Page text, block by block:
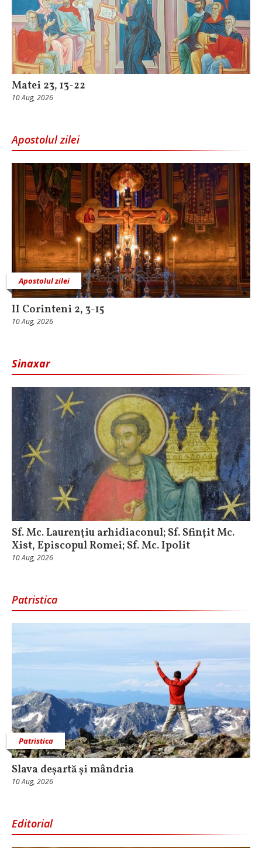
Matei 23, 13-22
10 Aug, 2026
Apostolul zilei
Apostolul zilei
II Corinteni 2, 3-15
10 Aug, 2026
Sinaxar
Sf. Mc. Laurenţiu arhidiaconul; Sf. Sfinţit Mc.
Xist, Episcopul Romei; Sf. Mc. Ipolit
10 Aug, 2026
Patristica
Patristica
Slava deșartă și mândria
10 Aug, 2026
Editorial